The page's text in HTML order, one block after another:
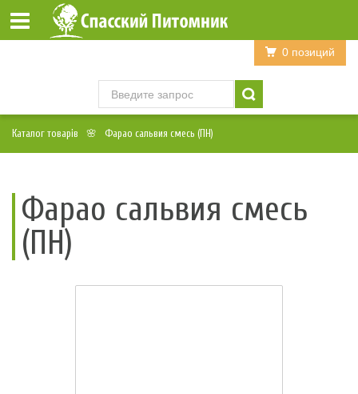
Войти Регистрация
0 позиций
Каталог товарів Фарао сальвия смесь (ПН)
Фарао сальвия смесь
(ПН)